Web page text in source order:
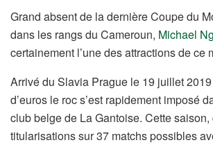
Grand absent de la dernière Coupe du
dans les rangs du Cameroun, Michael
certainement l’une des attractions de ce
Arrivé du Slavia Prague le 19 juillet
d’euros le roc s’est rapidement imposé
club belge de La Gantoise. Cette saison,
titularisations sur 37 matchs possibles